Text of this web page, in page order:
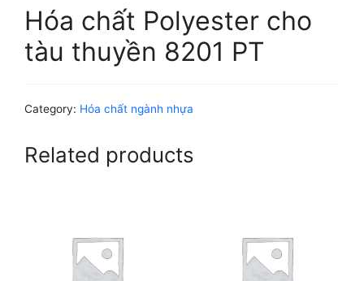
Hóa chất Polyester cho
tàu thuyền 8201 PT
Category: Hóa chất ngành nhựa
Related products